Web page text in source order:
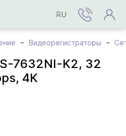
RU
Видеорегистраторы
7632NI-K2, 32
4K